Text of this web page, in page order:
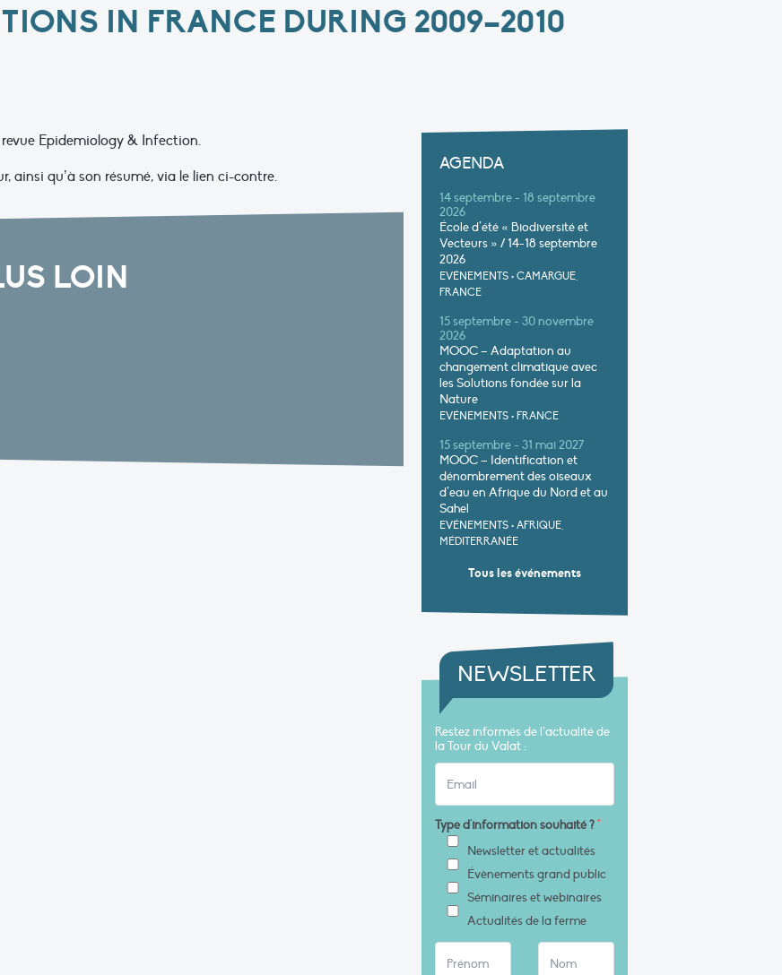
IN FRANCE DURING 2009–2010
Epidemiology & Infection.
ainsi qu’à son résumé, via le lien ci-contre.
LOIN
AGENDA
14 septembre - 18 septembre
2026
École d’été « Biodiversité et
Vecteurs » / 14-18 septembre
2026
EVÉNEMENTS • CAMARGUE,
FRANCE
15 septembre - 30 novembre
2026
MOOC – Adaptation au
changement climatique avec
les Solutions fondée sur la
Nature
EVÉNEMENTS • FRANCE
15 septembre - 31 mai 2027
MOOC – Identification et
dénombrement des oiseaux
d’eau en Afrique du Nord et au
Sahel
EVÉNEMENTS • AFRIQUE,
MÉDITERRANÉE
Tous les événements
NEWSLETTER
Restez informés de l’actualité de
la Tour du Valat :
Type d'information souhaité ?*
Newsletter et actualités
Évènements grand public
Séminaires et webinaires
Actualités de la ferme